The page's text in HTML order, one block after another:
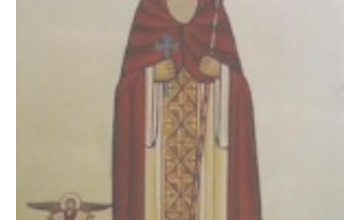
une éducation chrétienne et lui firent apprendre les
sciences religieuses et les louanges de l’Eglise.Ce
saint ayant excellé …